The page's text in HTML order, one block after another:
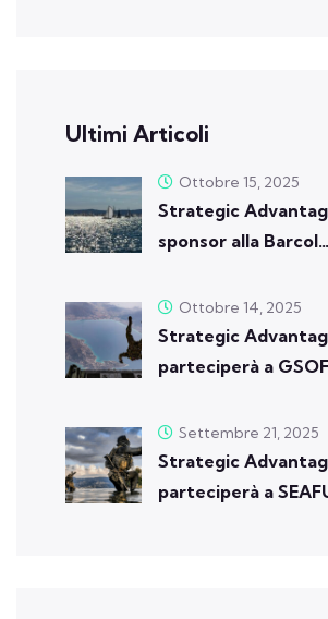
Ultimi Articoli
Strategic
sponsor alla Barcol…
Ottobre 15, 2025
Strategic
parteciperà a
Ottobre 14, 2025
Strategic
parteciperà a
Settembre 21, 2025